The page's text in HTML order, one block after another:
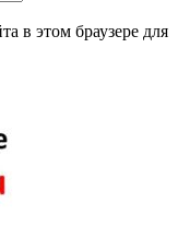
в этом браузере для